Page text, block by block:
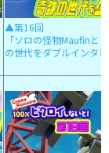
▲第16回
「ソロの怪物Maufinと
の世代をダブルインタ